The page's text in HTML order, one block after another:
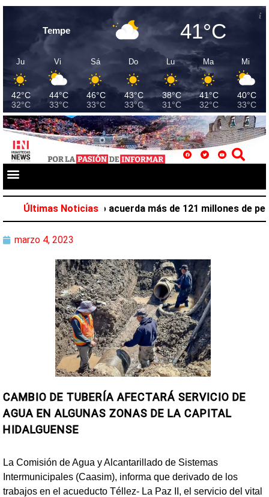
Tempe 41°C
Ju
42°C
32°C
Vi
44°C
33°C
Sá
46°C
33°C
Do
43°C
33°C
Lu
38°C
31°C
Ma
41°C
32°C
Mi
40°C
33°C
Últimas Noticias
laboral en Hidalgo acuerda más de 121 millones de
marzo 4, 2023
CAMBIO DE TUBERÍA AFECTARÁ SERVICIO DE
AGUA EN ALGUNAS ZONAS DE LA CAPITAL
HIDALGUENSE
La Comisión de Agua y Alcantarillado de Sistemas
Intermunicipales (Caasim), informa que derivado de los
trabajos en el acueducto Téllez- La Paz II, el servicio del vital